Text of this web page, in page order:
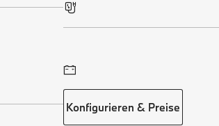
Konfigurieren & Preise